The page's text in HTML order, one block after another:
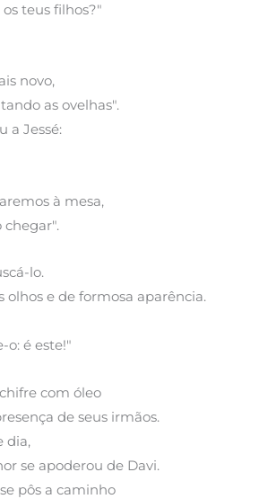
teus filhos?"
novo,
as ovelhas".
a Jessé:
à mesa,
chegar".
lo.
olhos e de formosa aparência.
o: é este!"
com óleo
de seus irmãos.
dia,
se apoderou de Davi.
pôs a caminho